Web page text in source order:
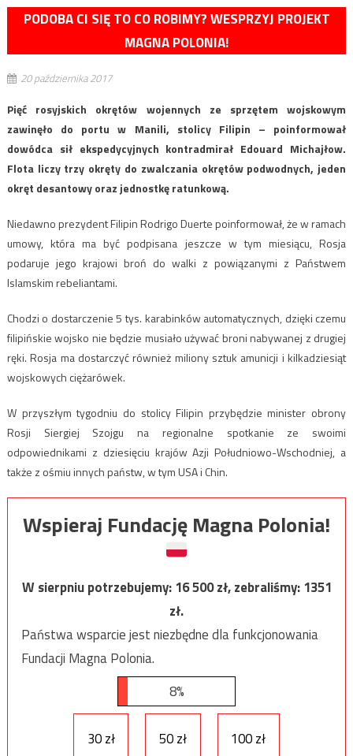
PODOBA CI SIĘ TO CO ROBIMY? WESPRZYJ PROJEKT
MAGNA POLONIA!
20 października 2017
Pięć rosyjskich okrętów wojennych ze sprzętem wojskowym
zawinęło do portu w Manili, stolicy Filipin – poinformował
dowódca sił ekspedycyjnych kontradmirał Edouard Michajłow.
Flota liczy trzy okręty do zwalczania okrętów podwodnych, jeden
okręt desantowy oraz jednostkę ratunkową.
Niedawno prezydent Filipin Rodrigo Duerte poinformował, że w ramach
umowy, która ma być podpisana jeszcze w tym miesiącu, Rosja
podaruje jego krajowi broń do walki z powiązanymi z Państwem
Islamskim rebeliantami.
Chodzi o dostarczenie 5 tys. karabinków automatycznych, dzięki czemu
filipińskie wojsko nie będzie musiało używać broni nabywanej z drugiej
ręki. Rosja ma dostarczyć również miliony sztuk amunicji i kilkadziesiąt
wojskowych ciężarówek.
W przyszłym tygodniu do stolicy Filipin przybędzie minister obrony
Rosji Siergiej Szojgu na regionalne spotkanie ze swoimi
odpowiednikami z dziesięciu krajów Azji Południowo-Wschodniej, a
także z ośmiu innych państw, w tym USA i Chin.
Wspieraj Fundację Magna Polonia!
W sierpniu potrzebujemy:16 500zł, zebraliśmy:1351
zł.
Państwa wsparcie jest niezbędne dla funkcjonowania
Fundacji Magna Polonia.
8%
30 zł 50 zł 100 zł